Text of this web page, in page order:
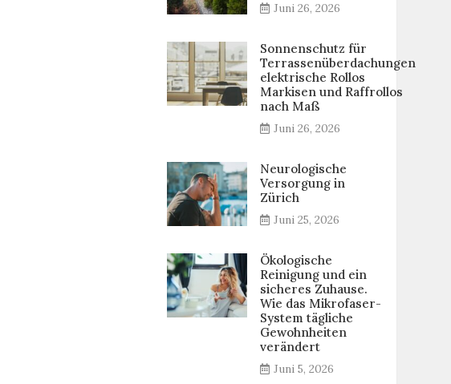
Juni 26, 2026
Sonnenschutz für
Terrassenüberdachungen
elektrische Rollos
Markisen und Raffrollos
nach Maß
Juni 26, 2026
Neurologische
Versorgung in
Zürich
Juni 25, 2026
Ökologische
Reinigung und ein
sicheres Zuhause.
Wie das Mikrofaser-
System tägliche
Gewohnheiten
verändert
Juni 5, 2026